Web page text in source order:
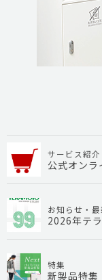
サービス紹介
公式オンラ
お知らせ・
2026年テ
特集
新製品特集